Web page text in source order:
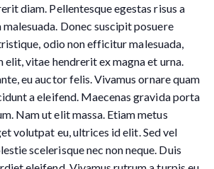
diam. Pellentesque egestas risus a
malesuada. Donec suscipit posuere
odio non efficitur malesuada,
elit, vitae hendrerit ex magna et urna.
eu auctor felis. Vivamus ornare quam
a eleifend. Maecenas gravida porta
Nam ut elit massa. Etiam metus
volutpat eu, ultrices id elit. Sed vel
scelerisque nec non neque. Duis